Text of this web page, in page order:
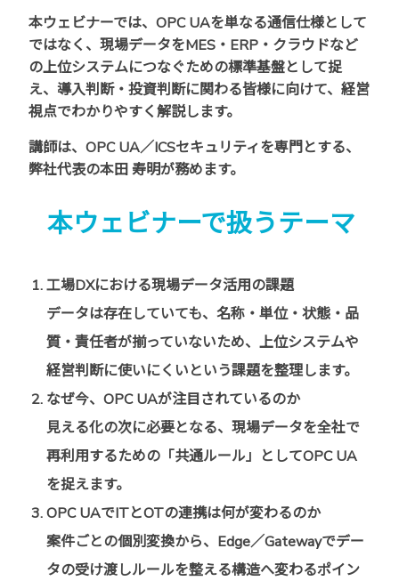
本ウェビナーでは、OPC UAを単なる通信仕様として
ではなく、現場データをMES・ERP・クラウドなど
の上位システムにつなぐための標準基盤として捉
え、導入判断・投資判断に関わる皆様に向けて、経営
視点でわかりやすく解説します。
講師は、OPC UA／ICSセキュリティを専門とする、
弊社代表の本田 寿明が務めます。
本ウェビナーで扱うテーマ
工場DXにおける現場データ活用の課題
データは存在していても、名称・単位・状態・品
質・責任者が揃っていないため、上位システムや
経営判断に使いにくいという課題を整理します。
なぜ今、OPC UAが注目されているのか
見える化の次に必要となる、現場データを全社で
再利用するための「共通ルール」としてOPC UA
を捉えます。
OPC UAでITとOTの連携は何が変わるのか
案件ごとの個別変換から、Edge／Gatewayでデー
タの受け渡しルールを整える構造へ変わるポイン